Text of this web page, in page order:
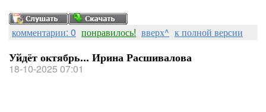
комментарии: 0 понравилось! вверх^ к полной версии
Уйдёт октябрь... Ирина Расшивалова
18-10-2025 07:01